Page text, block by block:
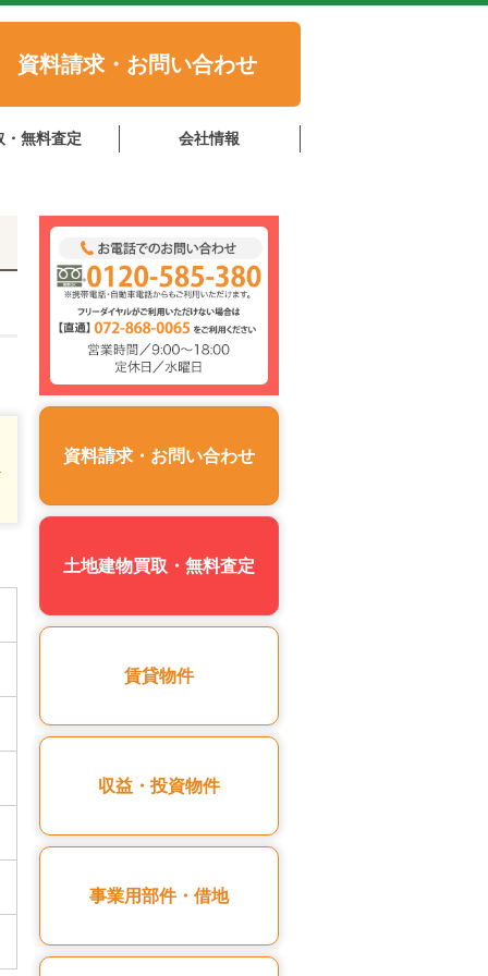
資料請求・お問い合わせ
・無料査定 会社情報
資料請求・お問い合わせ
土地建物買取・無料査定
賃貸物件
収益・投資物件
事業用部件・借地